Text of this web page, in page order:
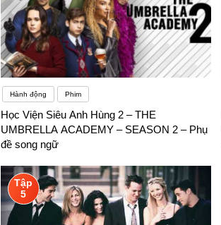
Hành động Phim
Học Viện Siêu Anh Hùng 2 – THE
UMBRELLA ACADEMY – SEASON 2 – Phụ
đề song ngữ
Tập
5